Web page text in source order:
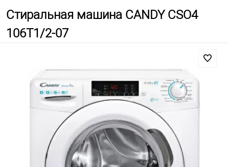
Стиральная машина CANDY CSO4
106T1/2-07